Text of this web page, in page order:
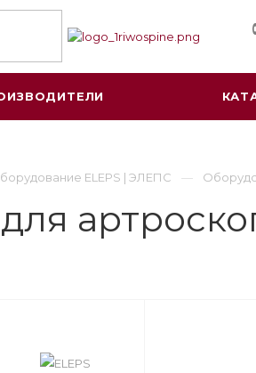
ELEPS | ЭЛЕПС